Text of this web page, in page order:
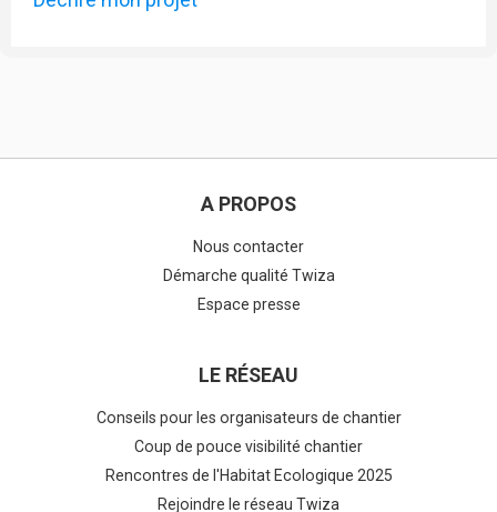
A PROPOS
Nous contacter
Démarche qualité Twiza
Espace presse
LE RÉSEAU
Conseils pour les organisateurs de chantier
Coup de pouce visibilité chantier
Rencontres de l'Habitat Ecologique 2025
Rejoindre le réseau Twiza